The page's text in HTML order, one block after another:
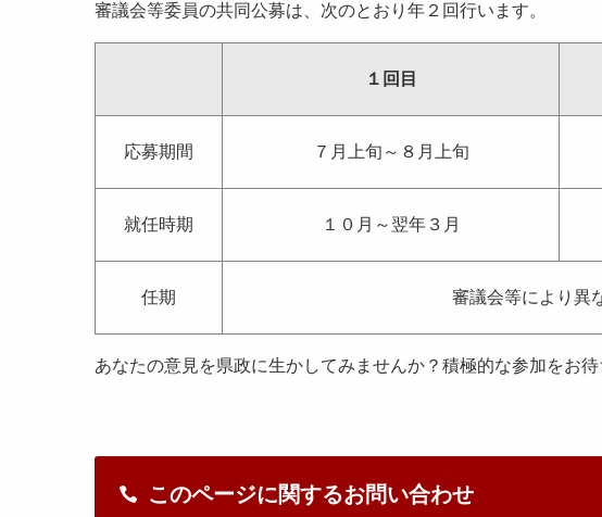
審議会等委員の共同公募は、次のとおり年２回行います。
１回目
応募期間 ７月上旬～８月上旬
就任時期 １０月～翌年３月
任期 審議会等により異
あなたの意見を県政に生かしてみませんか？積極的な参加をお待
このページに関するお問い合わせ